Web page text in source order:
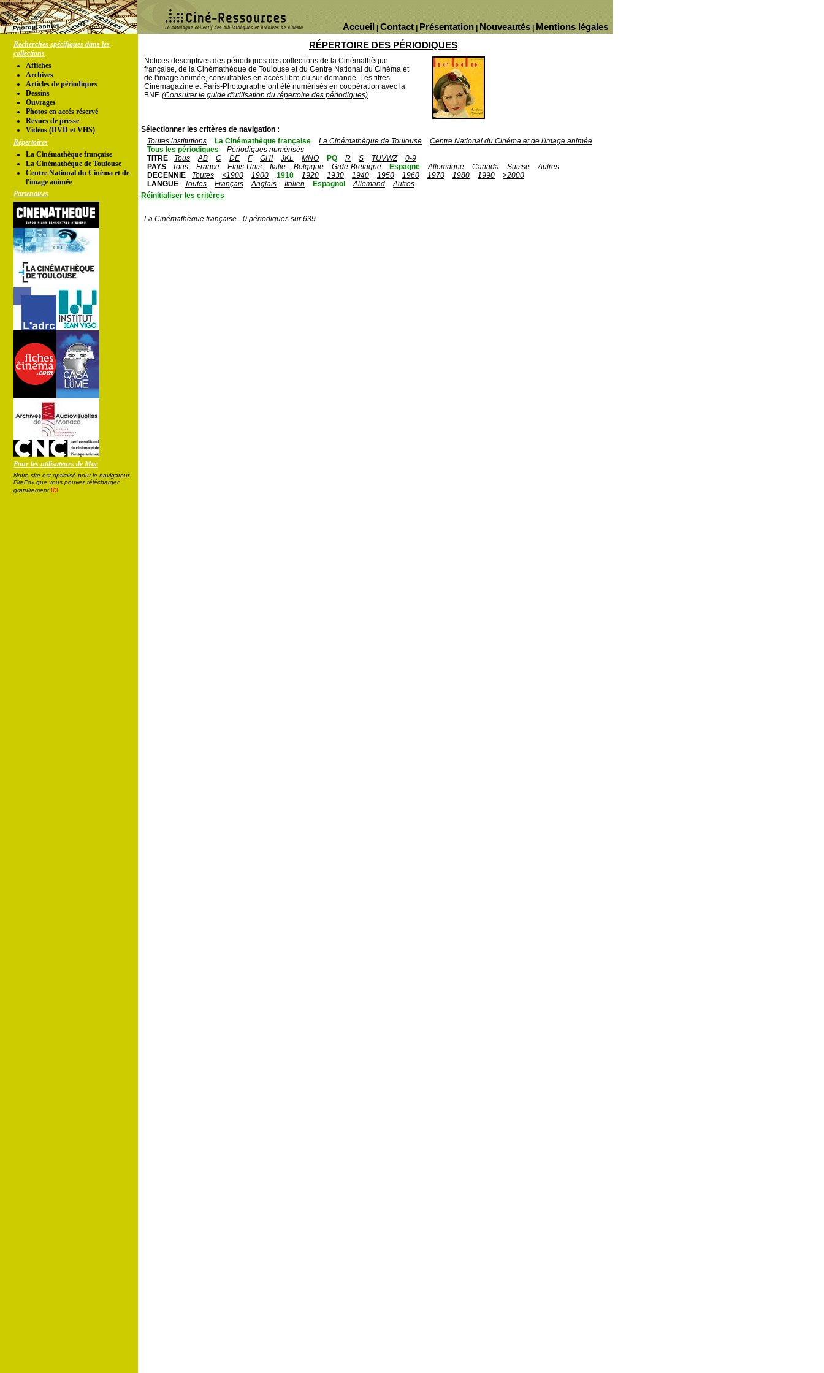
Mentions légales
Nouveautés
Présentation
Contact
Accueil
Recherches spécifiques dans les
collections
Affiches
Archives
Articles de périodiques
Dessins
Ouvrages
Photos en accés réservé
Revues de presse
Vidéos (DVD et VHS)
Répertoires
La Cinémathèque française
La Cinémathèque de Toulouse
Centre National du Cinéma et de
l'image animée
Partenaires
Pour les utilisateurs de Mac
Notre site est optimisé pour le navigateur
FireFox que vous pouvez télécharger
gratuitement ici
RÉPERTOIRE DES PÉRIODIQUES
Notices descriptives des périodiques des collections de la Cinémathèque
française, de la Cinémathèque de Toulouse et du Centre National du Cinéma et
de l'image animée, consultables en accès libre ou sur demande. Les titres
Cinémagazine et Paris-Photographe ont été numérisés en coopération avec la
BNF. (Consulter le guide d'utilisation du répertoire des périodiques)
Sélectionner les critères de navigation :
Toutes institutions
La Cinémathèque française La Cinémathèque de Toulouse
Centre National du Cinéma et de l'image animée
Tous les périodiques
Périodiques numérisés
TITRE
Tous AB C DE F GHI JKL MNO PQ R S TUVWZ
0-9
PAYS
Tous France Etats-Unis Italie Belgique Grde-Bretagne Espagne Allemagne Canada Suisse
Autres
DECENNIE
Toutes <1900 1900 1910 1920 1930 1940 1950 1960 1970 1980 1990
>2000
LANGUE
Toutes Français Anglais Italien Espagnol Allemand
Autres
Réinitialiser les critères
La Cinémathèque française - 0 périodiques sur 639